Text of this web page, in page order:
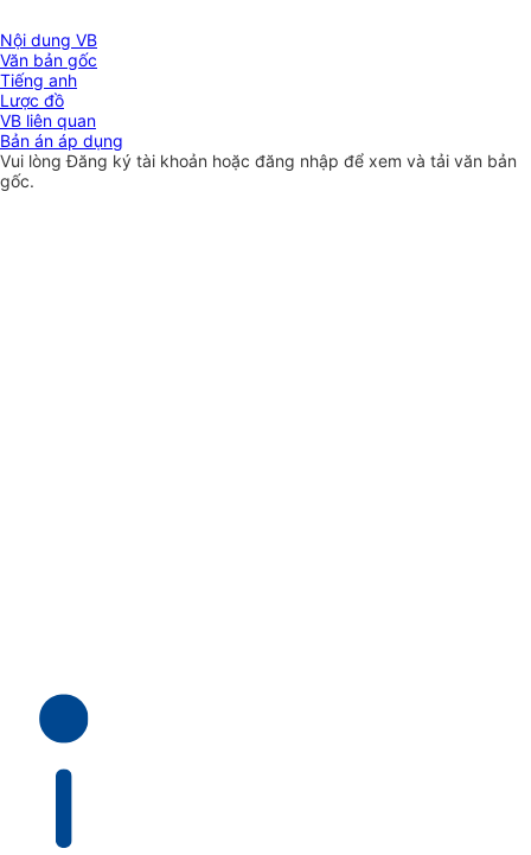
Nội dung VB
Văn bản gốc
Tiếng anh
Lược đồ
VB liên quan
Bản án áp dụng
Vui lòngĐăng ký tài khoản hoặc đăng nhập để xem và tải văn bản
gốc.